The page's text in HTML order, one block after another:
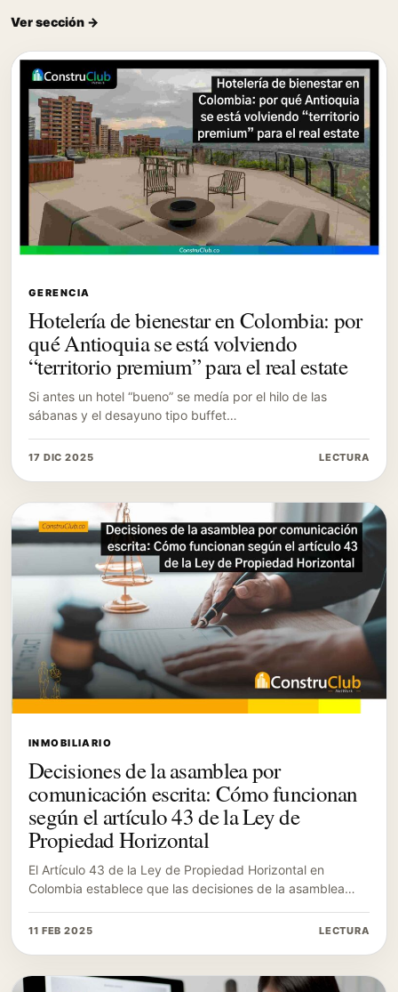
Ver sección →
GERENCIA
Hotelería de bienestar en Colombia: por
qué Antioquia se está volviendo
“territorio premium” para el real estate
Si antes un hotel “bueno” se medía por el hilo de las
sábanas y el desayuno tipo buffet…
17 DIC 2025 LECTURA
INMOBILIARIO
Decisiones de la asamblea por
comunicación escrita: Cómo funcionan
según el artículo 43 de la Ley de
Propiedad Horizontal
El Artículo 43 de la Ley de Propiedad Horizontal en
Colombia establece que las decisiones de la asamblea…
11 FEB 2025 LECTURA